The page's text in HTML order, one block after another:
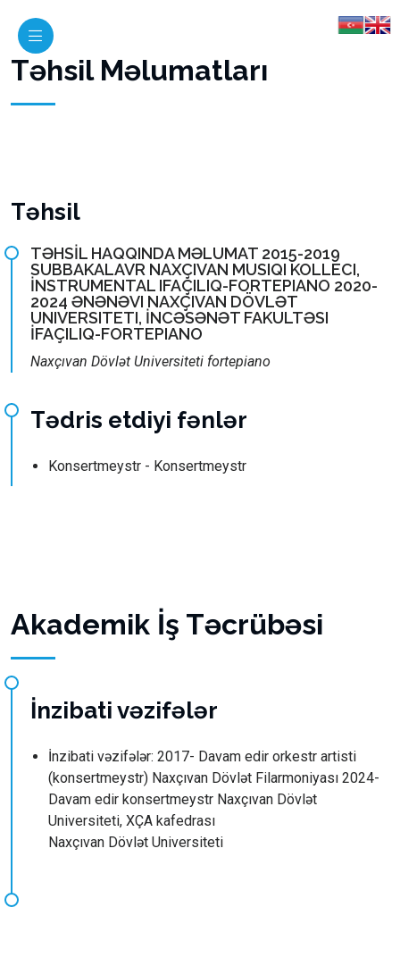
Təhsil Məlumatları
Təhsil
TƏHSİL HAQQINDA MƏLUMAT 2015-2019
SUBBAKALAVR NAXÇIVAN MUSIQI KOLLECI,
İNSTRUMENTAL IFAÇILIQ-FORTEPIANO 2020-
2024 ƏNƏNƏVI NAXÇIVAN DÖVLƏT
UNIVERSITETI, İNCƏSƏNƏT FAKULTƏSI
İFAÇILIQ-FORTEPIANO
Naxçıvan Dövlət Universiteti fortepiano
Tədris etdiyi fənlər
Konsertmeystr - Konsertmeystr
Akademik İş Təcrübəsi
İnzibati vəzifələr
İnzibati vəzifələr: 2017- Davam edir orkestr artisti
(konsertmeystr) Naxçıvan Dövlət Filarmoniyası 2024-
Davam edir konsertmeystr Naxçıvan Dövlət
Universiteti, XÇA kafedrası
Naxçıvan Dövlət Universiteti